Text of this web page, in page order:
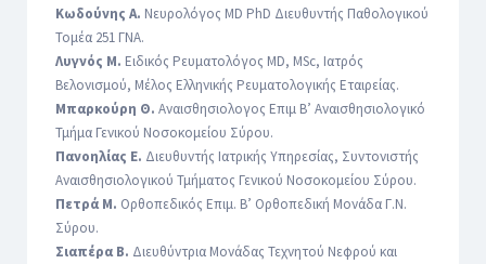
Κωδούνης Α. Νευρολόγος MD PhD Διευθυντής Παθολογικού
Τομέα 251 ΓΝΑ.
Λυγνός Μ. Ειδικός Ρευματολόγος MD, MSc, Ιατρός
Βελονισμού, Μέλος Ελληνικής Ρευματολογικής Εταιρείας.
Μπαρκούρη Θ. Αναισθησιολογος Επιμ Β’ Αναισθησιολογικό
Τμήμα Γενικού Νοσοκομείου Σύρου.
Πανοηλίας Ε. Διευθυντής Ιατρικής Υπηρεσίας, Συντονιστής
Αναισθησιολογικού Τμήματος Γενικού Νοσοκομείου Σύρου.
Πετρά Μ. Ορθοπεδικός Επιμ. Β’ Ορθοπεδική Μονάδα Γ.Ν.
Σύρου.
Σιαπέρα Β. Διευθύντρια Μονάδας Τεχνητού Νεφρού και